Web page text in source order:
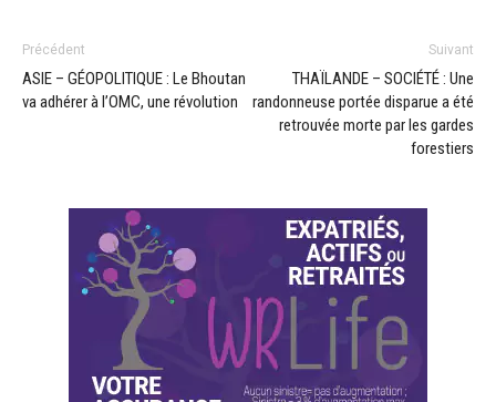
Précédent
ASIE – GÉOPOLITIQUE : Le Bhoutan
va adhérer à l’OMC, une révolution
Suivant
THAÏLANDE – SOCIÉTÉ : Une
randonneuse portée disparue a été
retrouvée morte par les gardes
forestiers